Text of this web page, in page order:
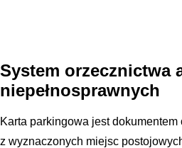
System orzecznictwa
niepełnosprawnych
Karta parkingowa jest
z wyznaczonych miejsc